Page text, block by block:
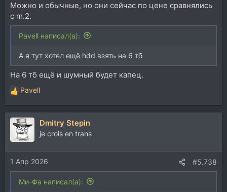
Можно и обычные, но они сейчас по цене сравнялись
с m.2.
Pavell написал(а):
А я тут хотел ещё hdd взять на 6 тб
На 6 тб ещё и шумный будет капец.
Р
е
а
к
и
и
:
Pavell
Dmitry Stepin
je crois en trans
1 Апр 2026 #5.738
Ми-Фа написал(а):